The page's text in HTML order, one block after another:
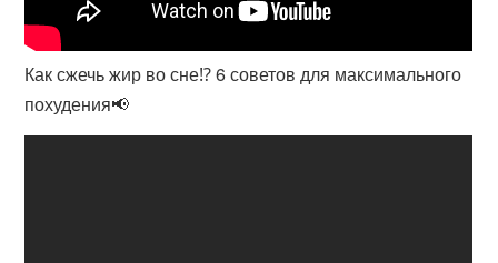
Как сжечь жир во сне⁉️ 6 советов для максимального
похудения📢